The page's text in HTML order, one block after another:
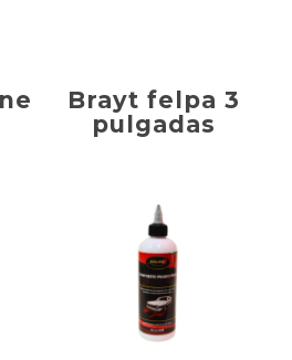
Brayt felpa 3
pulgadas